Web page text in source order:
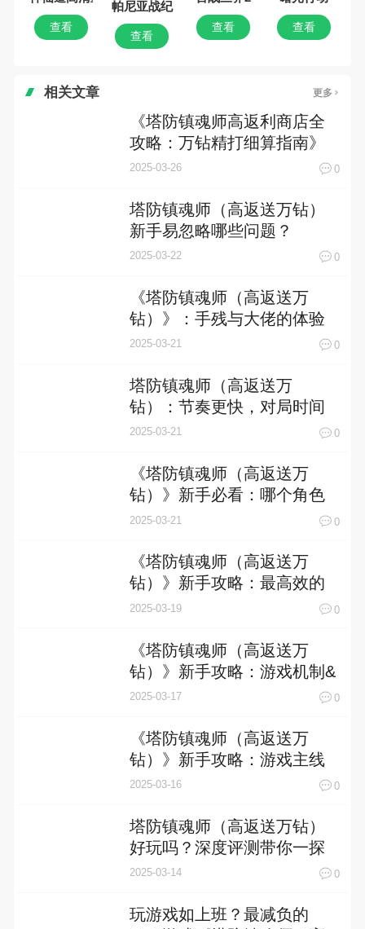
查看 查看 查看 查看
相关文章
《塔防镇魂师高返利商店全
攻略：万钻精打细算指南》
塔防镇魂师（高返送万钻）
新手易忽略哪些问题？
《塔防镇魂师（高返送万
钻）》：手残与大佬的体验
两极分化，谁才是真正的赢
家？
塔防镇魂师（高返送万
钻）：节奏更快，对局时间
缩短，更适合新人上手
《塔防镇魂师（高返送万
钻）》新手必看：哪个角色
最适合你？
《塔防镇魂师（高返送万
钻）》新手攻略：最高效的
搬砖攻略！
《塔防镇魂师（高返送万
钻）》新手攻略：游戏机制&
萌新入门技巧！
《塔防镇魂师（高返送万
钻）》新手攻略：游戏主线
玩法全解析！
塔防镇魂师（高返送万钻）
好玩吗？深度评测带你一探
究竟！
玩游戏如上班？最减负的